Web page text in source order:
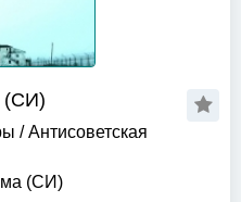
/Антисоветская
(СИ)